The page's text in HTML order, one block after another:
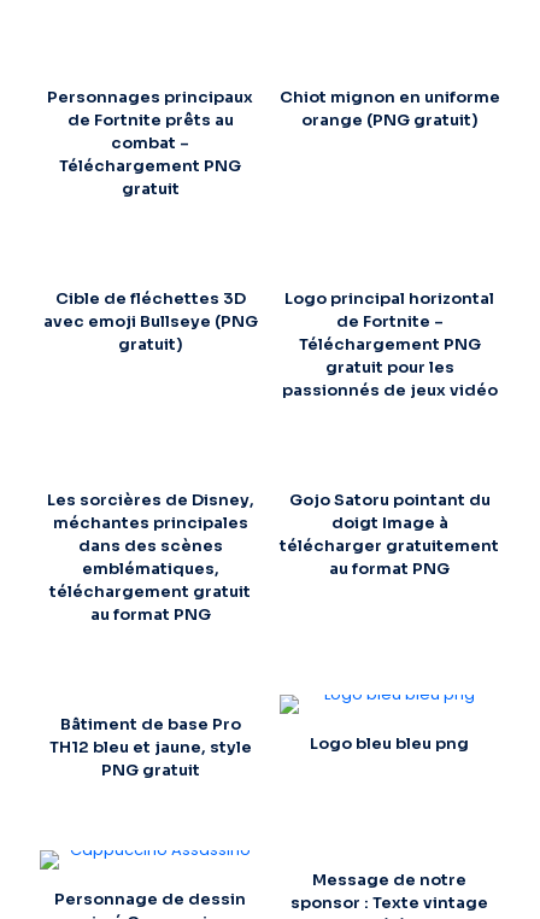
Personnages principaux
de Fortnite prêts au
combat –
Téléchargement PNG
gratuit
Chiot mignon en uniforme
orange (PNG gratuit)
Cible de fléchettes 3D
avec emoji Bullseye (PNG
gratuit)
Logo principal horizontal
de Fortnite –
Téléchargement PNG
gratuit pour les
passionnés de jeux vidéo
Les sorcières de Disney,
méchantes principales
dans des scènes
emblématiques,
téléchargement gratuit
au format PNG
Gojo Satoru pointant du
doigt Image à
télécharger gratuitement
au format PNG
Bâtiment de base Pro
TH12 bleu et jaune, style
PNG gratuit
Logo bleu bleu png
Personnage de dessin
Message de notre
sponsor : Texte vintage